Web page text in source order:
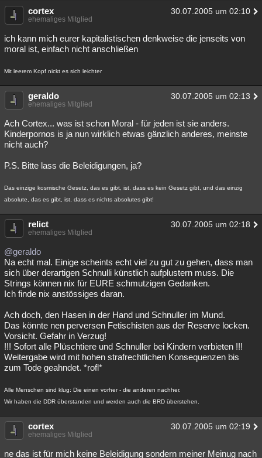
cortex 30.07.2005 um 02:10
ehemaliges Mitglied
ich kann mich eurer kapitalistischen denkweise die jenseits von
moral ist, einfach nicht anschließen
Mit leerem Kopf nickt es sich leichter
geraldo 30.07.2005 um 02:13
ehemaliges Mitglied
Ach Cortex... was ist schon Moral - für jeden ist sie anders.
Kinderpornos is ja nun wirklich etwas gänzlich anderes, meinste
nicht auch?
P.S. Bitte lass die Beleidigungen, ja?
Das einzige kosmische Gesetz, das es gibt, ist, dass es kein Gesetz gibt, und das einzig
absolute, das es gibt, ist, dass es nichts absolutes gibt!
relict 30.07.2005 um 02:18
ehemaliges Mitglied
@geraldo
Na echt mal. Einige scheints echt viel zu gut zu gehen, dass man
sich über derartigen Schnulli künstlich aufplustern muss. Die
Strings können nix für EURE schmutzigen Gedanken.
Ich finde nix anstössiges daran.
Ach doch, den Hasen in der Hand und Schnuller im Mund.
Das könnte nen perversen Fetischisten aus der Reserve locken.
Vorsicht. Gefahr in Verzug!
!!! Sofort alle Plüschtiere und Schnuller bei Kindern verbieten !!!
Weitergabe wird mit hohen strafrechtlichen Konsequenzen bis
zum Tode geahndet. *rofl*
Alle Menschen sind klug: Die einen vorher - die anderen nachher.
Wir haben die DDR überstanden und werden auch die BRD überstehen.
cortex 30.07.2005 um 02:19
ehemaliges Mitglied
ne das ist für mich keine Beleidigung sondern meiner Meinug nach